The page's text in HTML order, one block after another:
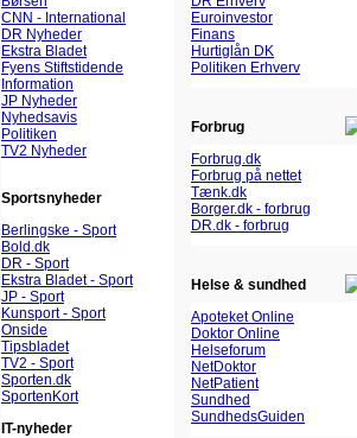
CNN - International
DR Nyheder
Ekstra Bladet
Fyens Stiftstidende
Information
JP Nyheder
Nyhedsavis
Politiken
TV2 Nyheder
Sportsnyheder
Berlingske - Sport
Bold.dk
DR - Sport
Ekstra Bladet - Sport
JP - Sport
Kunsport - Sport
Onside
Tipsbladet
TV2 - Sport
Sporten.dk
SportenKort
IT-nyheder
Euroinvestor
Finans
Hurtiglån DK
Politiken Erhverv
Forbrug
Forbrug.dk
Forbrug på nettet
Tænk.dk
Borger.dk - forbrug
DR.dk - forbrug
Helse & sundhed
Apoteket Online
Doktor Online
Helseforum
NetDoktor
NetPatient
Sundhed
SundhedsGuiden